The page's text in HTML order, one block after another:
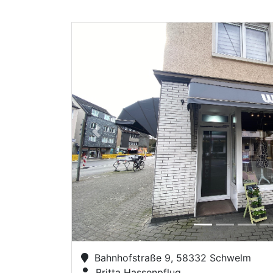
Previous
Bahnhofstraße 9, 58332 Schwelm